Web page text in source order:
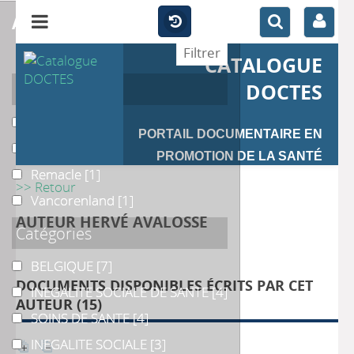
CATALOGUE
DOCTES
PORTAIL DOCUMENTAIRE EN
PROMOTION DE LA SANTÉ
>> Retour
AUTEUR HERVÉ AVALOSSE
DOCUMENTS DISPONIBLES ÉCRITS PAR CET
AUTEUR (15)
affiner
Auteur
Avalosse
Missinne
Remacle
Remacle [1]
Vancorenland
Vancorenland [1]
Catégories
BELGIQUE
BELGIQUE [7]
INEGALITE SOCIALE DE SANTE
INEGALITE SOCIALE DE SANTE[4]
SOINS DE SANTE
SOINS DE SANTE[4]
INEGALITE SOCIALE
INEGALITE SOCIALE [3]